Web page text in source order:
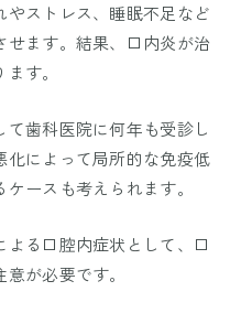
ストレス、睡眠不足など
ます。結果、口内炎が治
す。
歯科医院に何年も受診し
によって局所的な免疫低
ースも考えられます。
る口腔内症状として、口
が必要です。